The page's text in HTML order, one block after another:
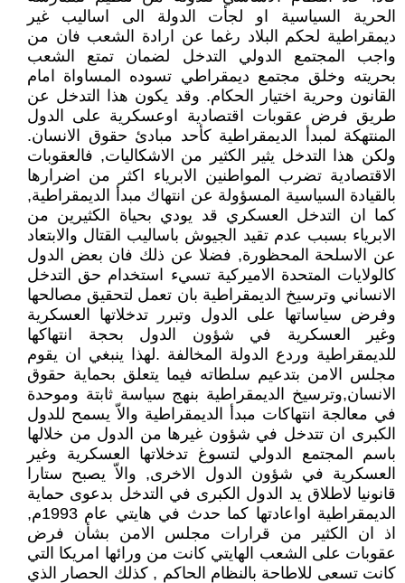
الحرية السياسية او لجأت الدولة الى اساليب غير
ديمقراطية لحكم البلاد رغما عن ارادة الشعب فان من
واجب المجتمع الدولي التدخل لضمان تمتع الشعب
بحريته وخلق مجتمع ديمقراطي تسوده المساواة امام
القانون وحرية اختيار الحكام. وقد يكون هذا التدخل عن
طريق فرض عقوبات اقتصادية اوعسكرية على الدول
المنتهكة لمبدأ الديمقراطية كأحد مبادئ حقوق الانسان.
ولكن هذا التدخل يثير الكثير من الاشكاليات, فالعقوبات
الاقتصادية تضرب المواطنين الابرياء اكثر من اضرارها
بالقيادة السياسية المسؤولة عن انتهاك مبدأ الديمقراطية,
كما ان التدخل العسكري قد يودي بحياة الكثيرين من
الابرياء بسبب عدم تقيد الجيوش باساليب القتال والابتعاد
عن الاسلحة المحظورة, فضلا عن ذلك فان بعض الدول
كالولايات المتحدة الاميركية تسيء استخدام حق التدخل
الانساني وترسيخ الديمقراطية بان تعمل لتحقيق مصالحها
وفرض سياساتها على الدول وتبرر تدخلاتها العسكرية
وغير العسكرية في شؤون الدول بحجة انتهاكها
للديمقراطية وردع الدولة المخالفة .لهذا ينبغي ان يقوم
مجلس الامن بتدعيم سلطاته فيما يتعلق بحماية حقوق
الانسان,وترسيخ الديمقراطية بنهج سياسة ثابتة وموحدة
في معالجة انتهاكات مبدأ الديمقراطية والاّ يسمح للدول
الكبرى ان تتدخل في شؤون غيرها من الدول من خلالها
باسم المجتمع الدولي لتسوغ تدخلاتها العسكرية وغير
العسكرية في شؤون الدول الاخرى, والاّ يصبح ستارا
قانونيا لاطلاق يد الدول الكبرى في التدخل بدعوى حماية
الديمقراطية اواعادتها كما حدث في هايتي عام 1993م,
اذ ان الكثير من قرارات مجلس الامن بشأن فرض
عقوبات على الشعب الهايتي كانت من ورائها امريكا التي
كانت تسعى للاطاحة بالنظام الحاكم , كذلك الحصار الذي